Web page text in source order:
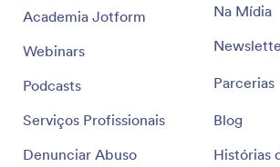
Academia Jotform
Webinars
Podcasts
Serviços Profissionais
Denunciar Abuso
Na Mídia
Parcerias
Blog
Histórias